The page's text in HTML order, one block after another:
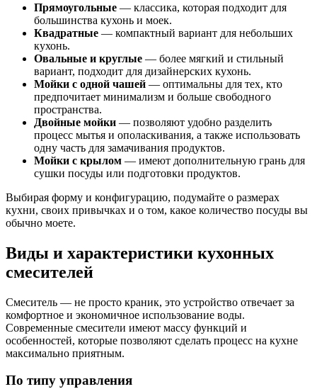
Прямоугольные — классика, которая подходит для
большинства кухонь и моек.
Квадратные — компактный вариант для небольших
кухонь.
Овальные и круглые — более мягкий и стильный
вариант, подходит для дизайнерских кухонь.
Мойки с одной чашей — оптимальны для тех, кто
предпочитает минимализм и больше свободного
пространства.
Двойные мойки — позволяют удобно разделить
процесс мытья и ополаскивания, а также использовать
одну часть для замачивания продуктов.
Мойки с крылом — имеют дополнительную грань для
сушки посуды или подготовки продуктов.
Выбирая форму и конфигурацию, подумайте о размерах
кухни, своих привычках и о том, какое количество посуды вы
обычно моете.
Виды и характеристики кухонных
смесителей
Смеситель — не просто краник, это устройство отвечает за
комфортное и экономичное использование воды.
Современные смесители имеют массу функций и
особенностей, которые позволяют сделать процесс на кухне
максимально приятным.
По типу управления